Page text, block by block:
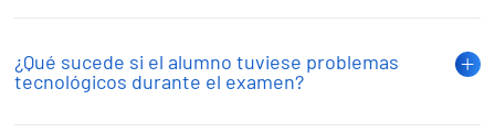
¿Qué sucede si el alumno tuviese problemas
tecnológicos durante el examen?